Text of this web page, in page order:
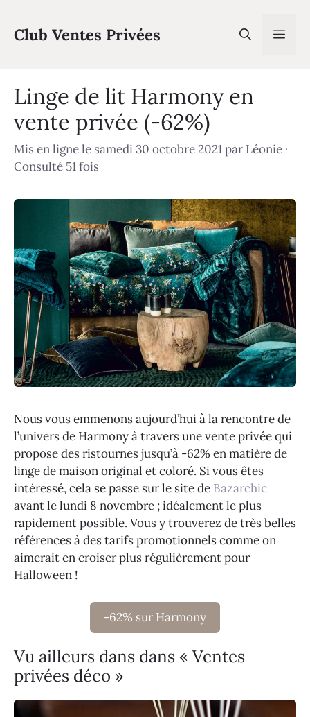
contenu
Club Ventes Privées
Linge de lit Harmony en
vente privée (-62%)
Mis en ligne le samedi 30 octobre 2021parLéonie ·
Consulté 51 fois
Nous vous emmenons aujourd’hui à la rencontre de
l’univers de Harmony à travers une vente privée qui
propose des ristournes jusqu’à -62% en matière de
linge de maison original et coloré. Si vous êtes
intéressé, cela se passe sur le site de Bazarchic
avant le lundi 8 novembre ; idéalement le plus
rapidement possible. Vous y trouverez de très belles
références à des tarifs promotionnels comme on
aimerait en croiser plus régulièrement pour
Halloween !
-62% sur Harmony
Vu ailleurs dans dans « Ventes
privées déco »